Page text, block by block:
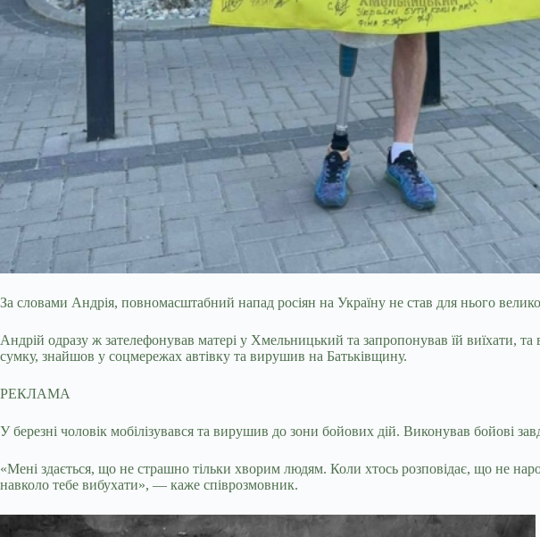
За словами Андрія, повномасштабний напад росіян на Україну не став для нього
Андрій одразу ж зателефонував матері у Хмельницький та запропонував їй виїхати,
сумку, знайшов у соцмережах автівку та вирушив на Батьківщину.
РЕКЛАМА
У березні чоловік мобілізувався та вирушив до зони бойових дій. Виконував бойові
«Мені здається, що не страшно тільки хворим людям. Коли хтось розповідає, що не
навколо тебе вибухати», — каже співрозмовник.